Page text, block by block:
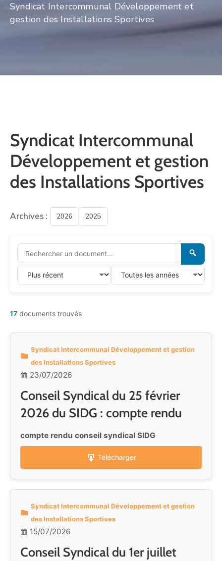
Syndicat Intercommunal Développement et
gestion des Installations Sportives
Syndicat Intercommunal
Développement et gestion
des Installations Sportives
Archives : 2026 2025
17 documents trouvés
Syndicat Intercommunal Développement et gestion
des Installations Sportives
23/07/2026
Conseil Syndical du 25 février
2026 du SIDG : compte rendu
compte rendu conseil syndical SIDG
Télécharger
Syndicat Intercommunal Développement et gestion
des Installations Sportives
15/07/2026
Conseil Syndical du 1er juillet